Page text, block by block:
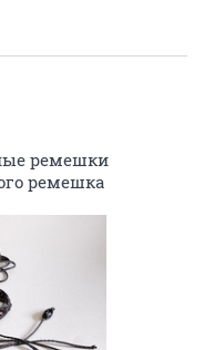
ремешки
ремешка